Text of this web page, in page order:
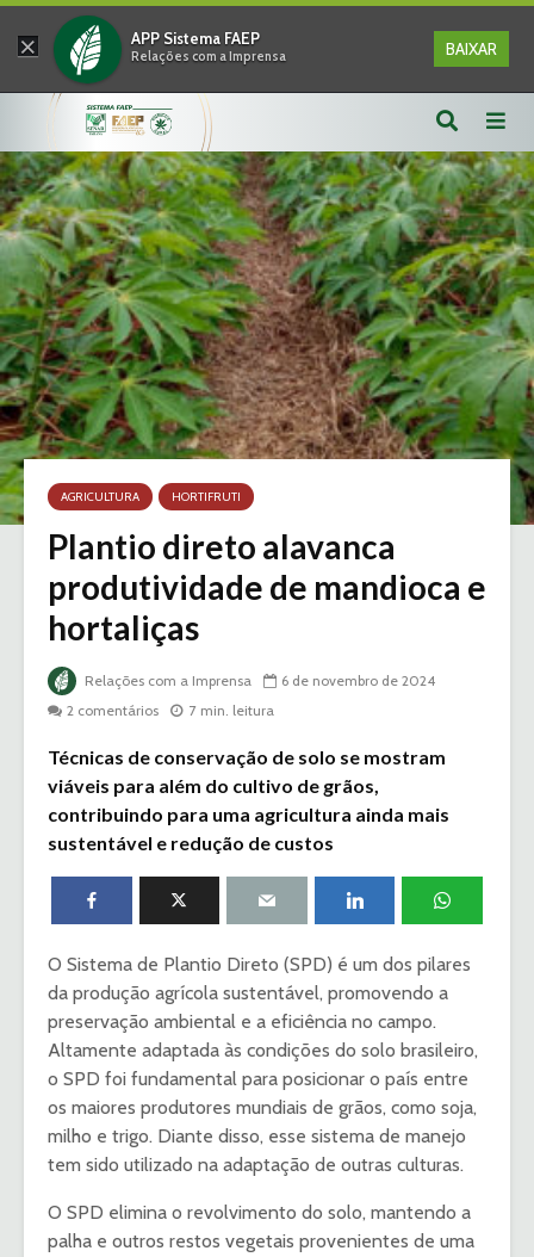
× APP Sistema FAEP
Relações com a Imprensa BAIXAR
AGRICULTURA HORTIFRUTI
Plantio direto alavanca
produtividade de mandioca e
hortaliças
Relações com a Imprensa
6 de novembro de 2024
2 comentários
7 min. leitura
Técnicas de conservação de solo se mostram
viáveis para além do cultivo de grãos,
contribuindo para uma agricultura ainda mais
sustentável e redução de custos
O Sistema de Plantio Direto (SPD) é um dos pilares
da produção agrícola sustentável, promovendo a
preservação ambiental e a eficiência no campo.
Altamente adaptada às condições do solo brasileiro,
o SPD foi fundamental para posicionar o país entre
os maiores produtores mundiais de grãos, como soja,
milho e trigo. Diante disso, esse sistema de manejo
tem sido utilizado na adaptação de outras culturas.
O SPD elimina o revolvimento do solo, mantendo a
palha e outros restos vegetais provenientes de uma